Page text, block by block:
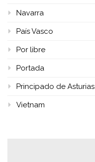
Navarra
País Vasco
Por libre
Portada
Principado de Asturias
Vietnam